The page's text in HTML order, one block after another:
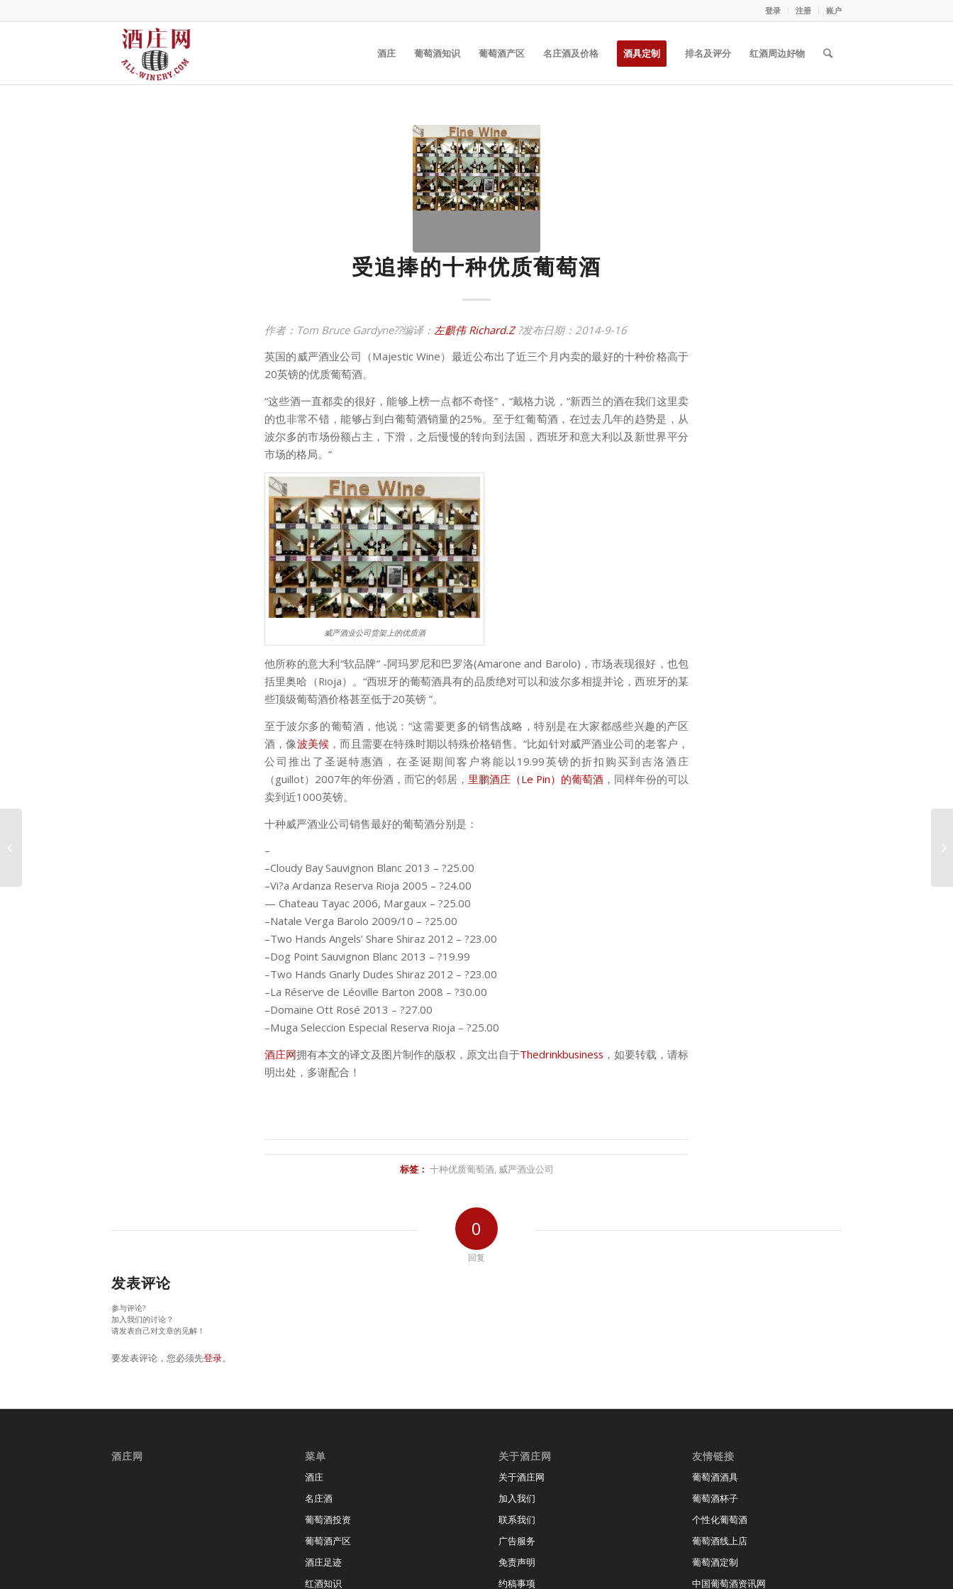
登录 注册 账户
酒庄 葡萄酒知识 葡萄酒产区 名庄酒及价格 酒具定制 排名及评分 红酒周边好物
受追捧的十种优质葡萄酒
作者： Tom Bruce Gardyne??编译： 左麒伟Richard.Z?发布日期： 2014-9-16
英国的威严酒业公司（Majestic Wine）最近公布出了近三个月内卖的最好的十种价格高于
20英镑的优质葡萄酒。
“这些酒一直都卖的很好，能够上榜一点都不奇怪”，“戴格力说，“新西兰的酒在我们这里卖
的也非常不错，能够占到白葡萄酒销量的25%。至于红葡萄酒，在过去几年的趋势是，从
波尔多的市场份额占主，下滑，之后慢慢的转向到法国，西班牙和意大利以及新世界平分
市场的格局。”
威严酒业公司货架上的优质酒
他所称的意大利“软品牌” -阿玛罗尼和巴罗洛(Amarone and Barolo)，市场表现很好，也包
括里奥哈（Rioja）。“西班牙的葡萄酒具有的品质绝对可以和波尔多相提并论，西班牙的某
些顶级葡萄酒价格甚至低于20英镑 ”。
至于波尔多的葡萄酒，他说：“这需要更多的销售战略，特别是在大家都感些兴趣的产区
酒，像波美候 ，而且需要在特殊时期以特殊价格销售。“比如针对威严酒业公司的老客户，
公司推出了圣诞特惠酒，在圣诞期间客户将能以19.99英镑的折扣购买到吉洛酒庄
（guillot）2007年的年份酒，而它的邻居， 里鹏酒庄（Le Pin）的葡萄酒 ，同样年份的可以
卖到近1000英镑。
十种威严酒业公司销售最好的葡萄酒分别是：
–
–Cloudy Bay Sauvignon Blanc 2013 – ?25.00
–Vi?a Ardanza Reserva Rioja 2005 – ?24.00
— Chateau Tayac 2006, Margaux – ?25.00
–Natale Verga Barolo 2009/10 – ?25.00
–Two Hands Angels’ Share Shiraz 2012 – ?23.00
–Dog Point Sauvignon Blanc 2013 – ?19.99
–Two Hands Gnarly Dudes Shiraz 2012 – ?23.00
–La Réserve de Léoville Barton 2008 – ?30.00
–Domaine Ott Rosé 2013 – ?27.00
–Muga Seleccion Especial Reserva Rioja – ?25.00
酒庄网拥有本文的译文及图片制作的版权，原文出自于Thedrinkbusiness ，如要转载，请标
明出处，多谢配合！
标签： 十种优质葡萄酒, 威严酒业公司
0
回复
发表评论
参与评论?
加入我们的讨论？
请发表自己对文章的见解！
要发表评论，您必须先登录。
酒庄网 菜单
酒庄
名庄酒
葡萄酒投资
葡萄酒产区
酒庄足迹
红酒知识
关于酒庄网
关于酒庄网
加入我们
联系我们
广告服务
免责声明
约稿事项
友情链接
葡萄酒酒具
葡萄酒杯子
个性化葡萄酒
葡萄酒线上店
葡萄酒定制
中国葡萄酒资讯网